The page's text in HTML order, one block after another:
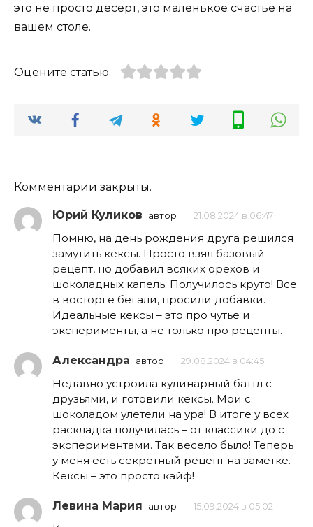
это не просто десерт, это маленькое счастье на
вашем столе.
Оцените статью
Комментарии закрыты.
Юрий Куликов автор 21.08.2024 в 06:47
Помню, на день рождения друга решился
замутить кексы. Просто взял базовый
рецепт, но добавил всяких орехов и
шоколадных капель. Получилось круто! Все
в восторге бегали, просили добавки.
Идеальные кексы – это про чутье и
эксперименты, а не только про рецепты.
Александра автор 29.08.2024 в 04:45
Недавно устроила кулинарный баттл с
друзьями, и готовили кексы. Мои с
шоколадом улетели на ура! В итоге у всех
раскладка получилась – от классики до с
экспериментами. Так весело было! Теперь
у меня есть секретный рецепт на заметке.
Кексы – это просто кайф!
Левина Мария автор 15.09.2024 в 05:02